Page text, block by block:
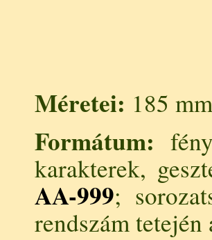
Méretei: 185
Formátum:
karakterek,
AA-999;
rendszám tetején